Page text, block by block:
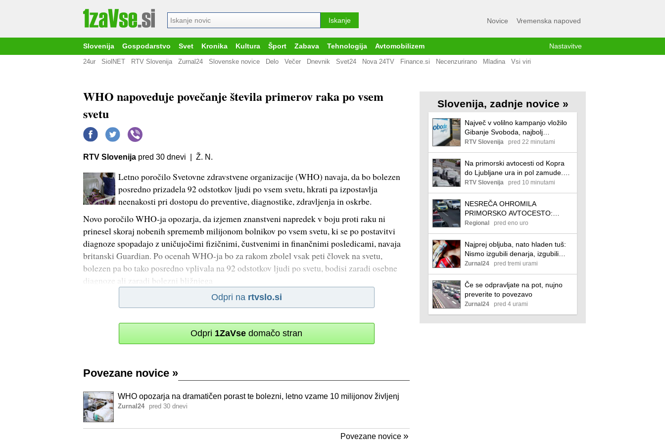
Novice Vremenska napoved
Slovenija Gospodarstvo Svet Kronika Kultura Šport Zabava Tehnologija Avtomobilizem Nastavitve
24ur SiolNET RTV Slovenija Zurnal24 Slovenske novice Delo Večer Dnevnik Svet24 Nova 24TV Finance.si Necenzurirano Mladina Vsi viri
WHO napoveduje povečanje števila primerov raka po vsem
svetu
RTV Slovenija pred 30 dnevi | Ž. N.
Letno poročilo Svetovne zdravstvene organizacije (WHO) navaja, da bo bolezen
posredno prizadela 92 odstotkov ljudi po vsem svetu, hkrati pa izpostavlja
neenakosti pri dostopu do preventive, diagnostike, zdravljenja in oskrbe.
Novo poročilo WHO-ja opozarja, da izjemen znanstveni napredek v boju proti raku ni
prinesel skoraj nobenih sprememb milijonom bolnikov po vsem svetu, ki se po postavitvi
diagnoze spopadajo z uničujočimi fizičnimi, čustvenimi in finančnimi posledicami, navaja
britanski Guardian. Po ocenah WHO-ja bo za rakom zbolel vsak peti človek na svetu,
bolezen pa bo tako posredno vplivala na 92 odstotkov ljudi po svetu, bodisi zaradi osebne
diagnoze ali zaradi bolezni bližnjega
Odpri na rtvslo.si
Odpri 1ZaVse domačo stran
Povezane novice »
WHO opozarja na dramatičen porast te bolezni, letno vzame 10 milijonov življenj
Zurnal24 pred 30 dnevi
Povezane novice »
Slovenija, zadnje novice »
Največ v volilno kampanjo vložilo
Gibanje Svoboda, najbolj
učinkovita je bila Resni.ca
RTV Slovenija pred 22 minutami
Na primorski avtocesti od Kopra
do Ljubljane ura in pol zamude.
Zastoji tudi drugod.
RTV Slovenija pred 10 minutami
NESREČA OHROMILA
PRIMORSKO AVTOCESTO:
Zastoji tudi med Koprom in
Dragonjo
Regional pred eno uro
Najprej obljuba, nato hladen tuš:
Nismo izgubili denarja, izgubili
smo zaupanje
Zurnal24 pred tremi urami
Če se odpravljate na pot, nujno
preverite to povezavo
Zurnal24 pred 4 urami